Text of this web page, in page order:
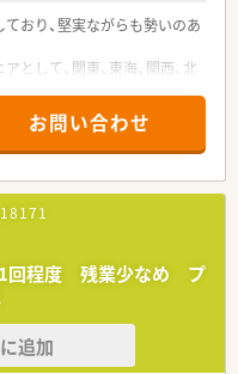
おり、堅実ながらも勢いのあ
して、関東、東海、関西、北
集合研修だけでなく任意で受
います
躍する従業員、将来経営幹部
々な活躍ができるフィールド
・19時までの勤務）どちらか
・クリニック併設店舗」「敷
ど様々な店舗を運営してい
り「訪問調剤特化型店舗」を
の51店舗設置しています
康経営優良法人2023（大規模
お問い合わせ
18171
1回程度 残業少なめ プ
追加